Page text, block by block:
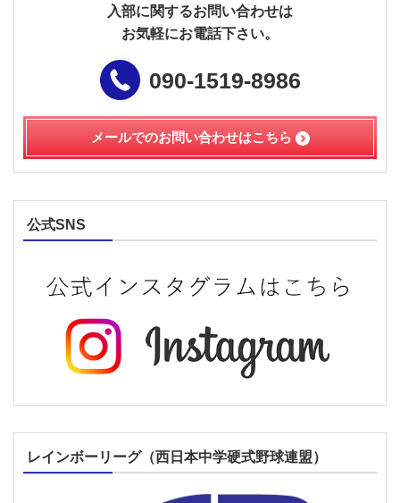
入部に関するお問い合わせは
お気軽にお電話下さい。
090-1519-8986
メールでのお問い合わせはこちら
公式SNS
レインボーリーグ（西日本中学硬式野球連盟）